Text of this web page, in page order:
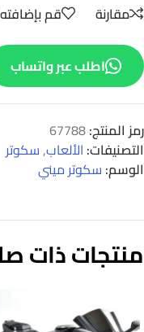
مقارنة قم
اطلب عبر واتساب
رمز المنتج:67788
التصنيفات: الألعاب,سكوتر
الوسم: سكوتر ميني
منتجات ذات